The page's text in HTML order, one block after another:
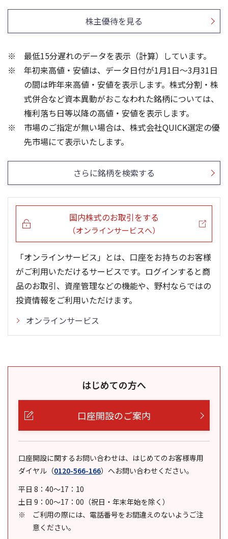
25/12
25/10
25/08
25/06
25/04
750
800
900
950
24/01
23/01
22/01
21/01
700
800
1,200
1,300
1,400
20
株主優待を見る
最低15分遅れのデータを表示（計算）しています。
年初来高値・安値は、データ日付が1月1日～3月31日
の間は昨年来高値・安値を表示します。株式分割・株
式併合など資本異動がおこなわれた銘柄については、
権利落ち日等以降の高値・安値を表示します。
市場のご指定が無い場合は、株式会社QUICK選定の優
先市場にて表示いたします。
さらに銘柄を検索する
国内株式のお取引をする
（オンラインサービスへ）
「オンラインサービス」とは、口座をお持ちのお客様
がご利用いただけるサービスです。ログインすると商
品のお取引、資産管理などの機能や、野村ならではの
投資情報をご利用いただけます。
オンラインサービス
はじめての方へ
口座開設のご案内
口座開設に関するお問い合わせは、はじめてのお客様専用
ダイヤル （0120-566-166） へお問い合わせください。
平日 8：40～17：10
土日 9：00～17：00（祝日・年末年始を除く）
ご利用の際には、電話番号をお間違えのないようご注
意ください。